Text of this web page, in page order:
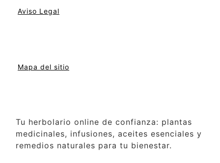
Aviso Legal
Mapa del sitio
Tu herbolario online de confianza: plantas
medicinales, infusiones, aceites esenciales y
remedios naturales para tu bienestar.